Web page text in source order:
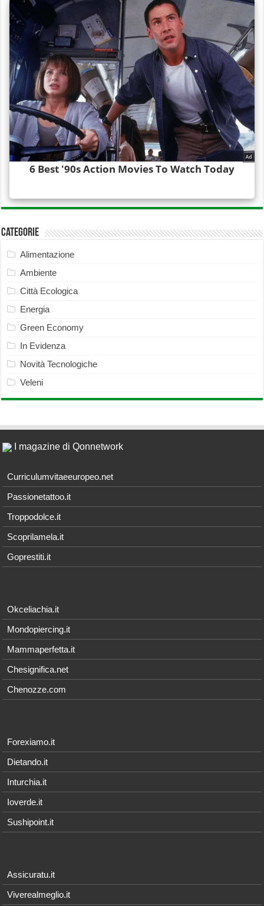
Categorie
Alimentazione
Ambiente
Città Ecologica
Energia
Green Economy
In Evidenza
Novità Tecnologiche
Veleni
I magazine di Qonnetwork
Curriculumvitaeeuropeo.net
Passionetattoo.it
Troppodolce.it
Scoprilamela.it
Goprestiti.it
Okceliachia.it
Mondopiercing.it
Mammaperfetta.it
Chesignifica.net
Chenozze.com
Forexiamo.it
Dietando.it
Inturchia.it
Ioverde.it
Sushipoint.it
Assicuratu.it
Viverealmeglio.it